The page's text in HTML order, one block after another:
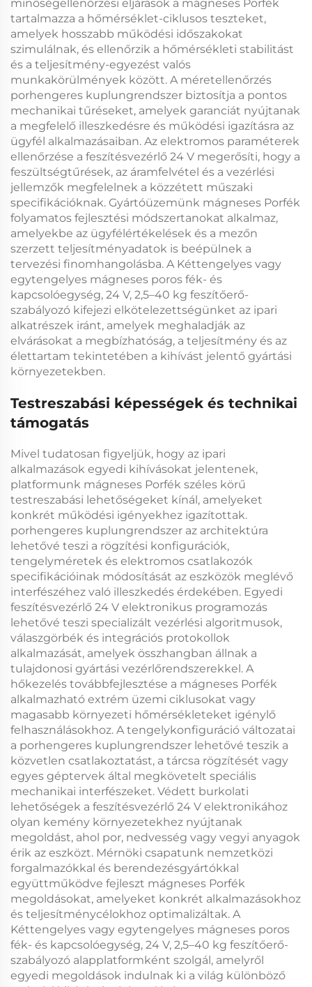
minőségellenőrzési eljárások a mágneses Porfék
tartalmazza a hőmérséklet-ciklusos teszteket,
amelyek hosszabb működési időszakokat
szimulálnak, és ellenőrzik a hőmérsékleti stabilitást
és a teljesítmény-egyezést valós
munkakörülmények között. A méretellenőrzés
porhengeres kuplungrendszer biztosítja a pontos
mechanikai tűréseket, amelyek garanciát nyújtanak
a megfelelő illeszkedésre és működési igazításra az
ügyfél alkalmazásaiban. Az elektromos paraméterek
ellenőrzése a feszítésvezérlő 24 V megerősíti, hogy a
feszültségtűrések, az áramfelvétel és a vezérlési
jellemzők megfelelnek a közzétett műszaki
specifikációknak. Gyártóüzemünk mágneses Porfék
folyamatos fejlesztési módszertanokat alkalmaz,
amelyekbe az ügyfélértékelések és a mezőn
szerzett teljesítményadatok is beépülnek a
tervezési finomhangolásba. A Kéttengelyes vagy
egytengelyes mágneses poros fék- és
kapcsolóegység, 24 V, 2,5–40 kg feszítőerő-
szabályozó kifejezi elkötelezettségünket az ipari
alkatrészek iránt, amelyek meghaladják az
elvárásokat a megbízhatóság, a teljesítmény és az
élettartam tekintetében a kihívást jelentő gyártási
környezetekben.
Testreszabási képességek és technikai
támogatás
Mivel tudatosan figyeljük, hogy az ipari
alkalmazások egyedi kihívásokat jelentenek,
platformunk mágneses Porfék széles körű
testreszabási lehetőségeket kínál, amelyeket
konkrét működési igényekhez igazítottak.
porhengeres kuplungrendszer az architektúra
lehetővé teszi a rögzítési konfigurációk,
tengelyméretek és elektromos csatlakozók
specifikációinak módosítását az eszközök meglévő
interfészéhez való illeszkedés érdekében. Egyedi
feszítésvezérlő 24 V elektronikus programozás
lehetővé teszi specializált vezérlési algoritmusok,
válaszgörbék és integrációs protokollok
alkalmazását, amelyek összhangban állnak a
tulajdonosi gyártási vezérlőrendszerekkel. A
hőkezelés továbbfejlesztése a mágneses Porfék
alkalmazható extrém üzemi ciklusokat vagy
magasabb környezeti hőmérsékleteket igénylő
felhasználásokhoz. A tengelykonfiguráció változatai
a porhengeres kuplungrendszer lehetővé teszik a
közvetlen csatlakoztatást, a tárcsa rögzítését vagy
egyes géptervek által megkövetelt speciális
mechanikai interfészeket. Védett burkolati
lehetőségek a feszítésvezérlő 24 V elektronikához
olyan kemény környezetekhez nyújtanak
megoldást, ahol por, nedvesség vagy vegyi anyagok
érik az eszközt. Mérnöki csapatunk nemzetközi
forgalmazókkal és berendezésgyártókkal
együttműködve fejleszt mágneses Porfék
megoldásokat, amelyeket konkrét alkalmazásokhoz
és teljesítménycélokhoz optimalizáltak. A
Kéttengelyes vagy egytengelyes mágneses poros
fék- és kapcsolóegység, 24 V, 2,5–40 kg feszítőerő-
szabályozó alapplatformként szolgál, amelyről
egyedi megoldások indulnak ki a világ különböző